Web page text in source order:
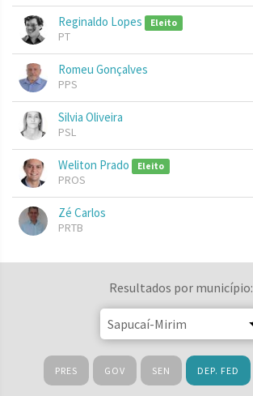
Reginaldo Lopes Eleito
PT
Romeu Gonçalves
PPS
Silvia Oliveira
PSL
Weliton Prado Eleito
PROS
Zé Carlos
PRTB
Resultados por município:
PRES GOV SEN DEP. FED